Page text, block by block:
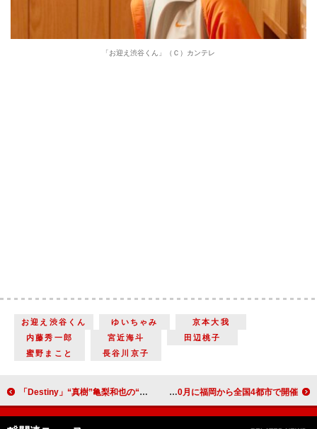
「お迎え渋谷くん」（Ｃ）カンテレ
お迎え渋谷くん ゆいちゃみ
京本大我
内藤秀一郎
宮近海斗
田辺桃子
蜜野まこと
長谷川京子
「Destiny」“真樹”亀梨和也の“12年越しのバニラアイス”に反響集まる 「ずっと覚えていたんだね」「泣いちゃったよ」 氷川きよし、2年ぶりの劇場コンサートツアー決定 10月に福岡から全国4都市で開催